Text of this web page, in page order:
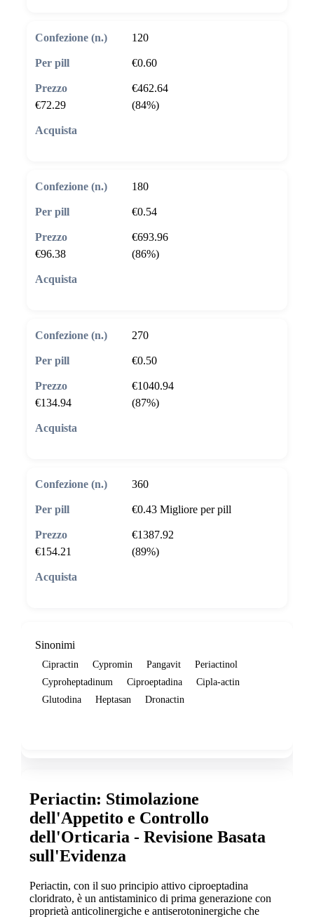
120
€0.60
€462.64
€72.29
(84%)
180
€0.54
€693.96
€96.38
(86%)
270
€0.50
€1040.94
€134.94
(87%)
360
€0.43 Migliore per pill
€1387.92
€154.21
(89%)
Sinonimi
Cipractin Cypromin Pangavit
Periactinol
Cyproheptadinum
Ciproeptadina
Cipla-actin
Glutodina
Heptasan Dronactin
Periactin: Stimolazione
dell'Appetito e Controllo
dell'Orticaria - Revisione Basata
sull'Evidenza
Periactin, con il suo principio attivo ciproeptadina
cloridrato, è un antistaminico di prima generazione con
proprietà anticolinergiche e antiserotoninergiche che